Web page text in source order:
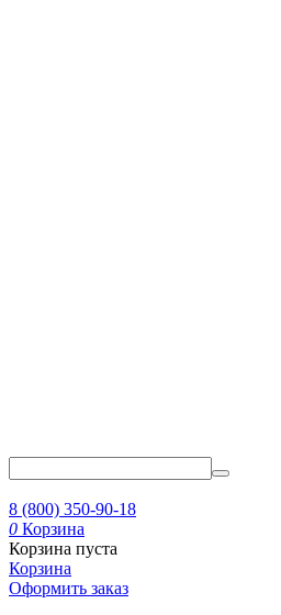
8 (800) 350-90-18
0 Корзина
Корзина пуста
Корзина
Оформить заказ